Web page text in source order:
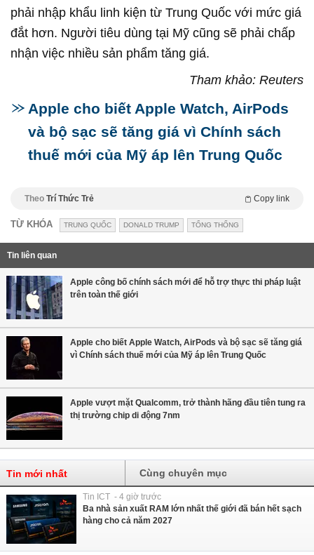
phải nhập khẩu linh kiện từ Trung Quốc với mức giá
đắt hơn. Người tiêu dùng tại Mỹ cũng sẽ phải chấp
nhận việc nhiều sản phẩm tăng giá.
Tham khảo: Reuters
Apple cho biết Apple Watch, AirPods
và bộ sạc sẽ tăng giá vì Chính sách
thuế mới của Mỹ áp lên Trung Quốc
Theo Trí Thức Trẻ Copy link
TỪ KHÓA TRUNG QUỐC DONALD TRUMP TỔNG THỐNG
Tin liên quan
Apple công bố chính sách mới để hỗ trợ thực thi pháp luật
trên toàn thế giới
Apple cho biết Apple Watch, AirPods và bộ sạc sẽ tăng giá
vì Chính sách thuế mới của Mỹ áp lên Trung Quốc
Apple vượt mặt Qualcomm, trở thành hãng đầu tiên tung ra
thị trường chip di động 7nm
Tin mới nhất Cùng chuyên mục
Tin ICT - 4 giờ trước
Ba nhà sản xuất RAM lớn nhất thế giới đã bán hết sạch
hàng cho cả năm 2027